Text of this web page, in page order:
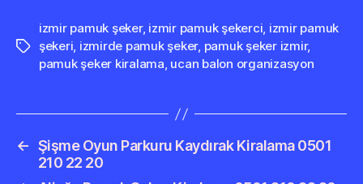
Etiketler
izmir pamuk şeker, izmir pamuk şekerci, izmir pamuk
şekeri, izmirde pamuk şeker, pamuk şeker izmir,
pamuk şeker kiralama, ucan balon organizasyon
← Şişme Oyun Parkuru Kaydırak Kiralama 0501
210 22 20